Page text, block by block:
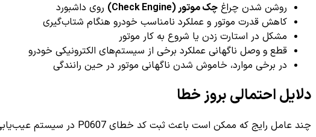
روشن شدن چراغ چک موتور (Check Engine)
روی داشبورد
کاهش قدرت موتور و عملکرد نامناسب خودرو هنگام شتاب‌گیری
مشکل در استارت زدن یا شروع به کار موتور
قطع و وصل ناگهانی عملکرد برخی از سیستم‌های الکترونیکی خودرو
در برخی موارد، خاموش شدن ناگهانی موتور در حین رانندگی
دلایل احتمالی بروز خطا
چند عامل رایج که ممکن است باعث ثبت کد خطای P0607 در سیستم عیب‌یابی خودرو شوند عبارتند از: